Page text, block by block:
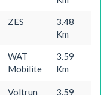
ZES
3.48
Km
WAT
Mobilite
3.59
Km
Voltrun 3.59